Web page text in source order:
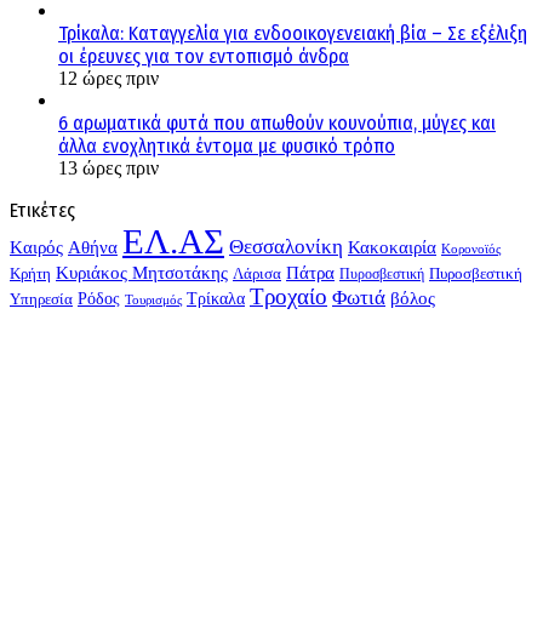
Τρίκαλα: Καταγγελία για ενδοοικογενειακή βία – Σε εξέλιξη
οι έρευνες για τον εντοπισμό άνδρα
12 ώρες πριν
6 αρωματικά φυτά που απωθούν κουνούπια, μύγες και
άλλα ενοχλητικά έντομα με φυσικό τρόπο
13 ώρες πριν
Ετικέτες
Kαιρός Αθήνα ΕΛ.ΑΣ Θεσσαλονίκη Κακοκαιρία Κορονοϊός
Κρήτη Κυριάκος Μητσοτάκης Λάρισα Πάτρα Πυροσβεστική Πυροσβεστική
Υπηρεσία Ρόδος Τουρισμός Τρίκαλα Τροχαίο Φωτιά βόλος